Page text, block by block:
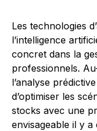
Les technologies
l’intelligence
concret dans la
professionnels.
l’analyse
d’optimiser les
stocks avec une
envisageable il y a